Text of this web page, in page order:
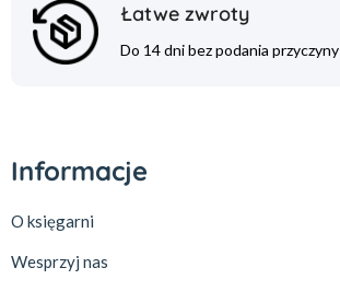
Łatwe zwroty
Do 14 dni bez podania przyczyny
Informacje
O księgarni
Wesprzyj nas